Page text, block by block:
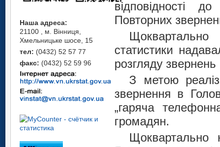
Наша адреса:
21100 , м. Вінниця,
Хмельницьке шосе, 15
тел: (0432) 52 57 77
факс: (0432) 52 59 96
відповідності
Повторних
статистики
розгляду
З метою
звернення в
„гаряча
громадян.
Щоквартально
За звітний
Вінницькій
потребують
було
законодавством
не надходило.
статистики
розгляду
З метою
питання – 19
За звітний
Вінницькій
потребують
було
законодавством
не надходило.
статистики
розгляду
громадян.
Згідно з
державних
перепідготовки
13 по 24 березня
відділу
виконання
програмою для
контролю щодо